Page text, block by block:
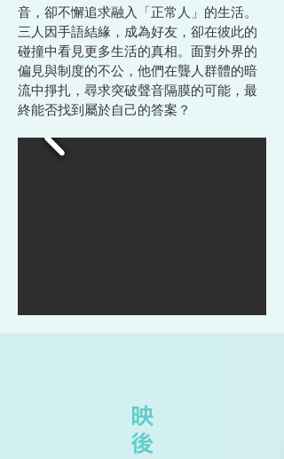
音，卻不懈追求融入「正常人」的生活。
三人因手語結緣，成為好友，卻在彼此的
碰撞中看見更多生活的真相。面對外界的
偏見與制度的不公，他們在聾人群體的暗
流中掙扎，尋求突破聲音隔膜的可能，最
終能否找到屬於自己的答案？
映
後